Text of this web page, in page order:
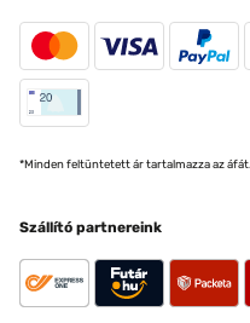
*Minden feltüntetett ár tartalmazza az áfát.
Szállító partnereink